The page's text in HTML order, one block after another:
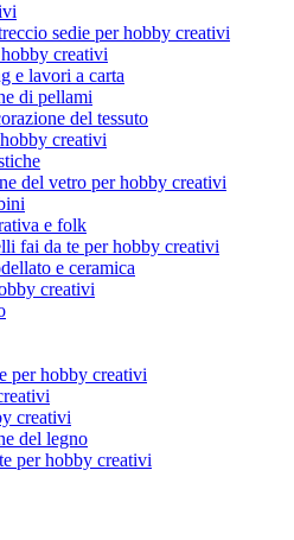
sedie per hobby creativi
creativi
e lavori a carta
di pellami
del tessuto
creativi
del vetro per hobby creativi
e folk
fai da te per hobby creativi
e ceramica
creativi
per hobby creativi
creativi
del legno
per hobby creativi